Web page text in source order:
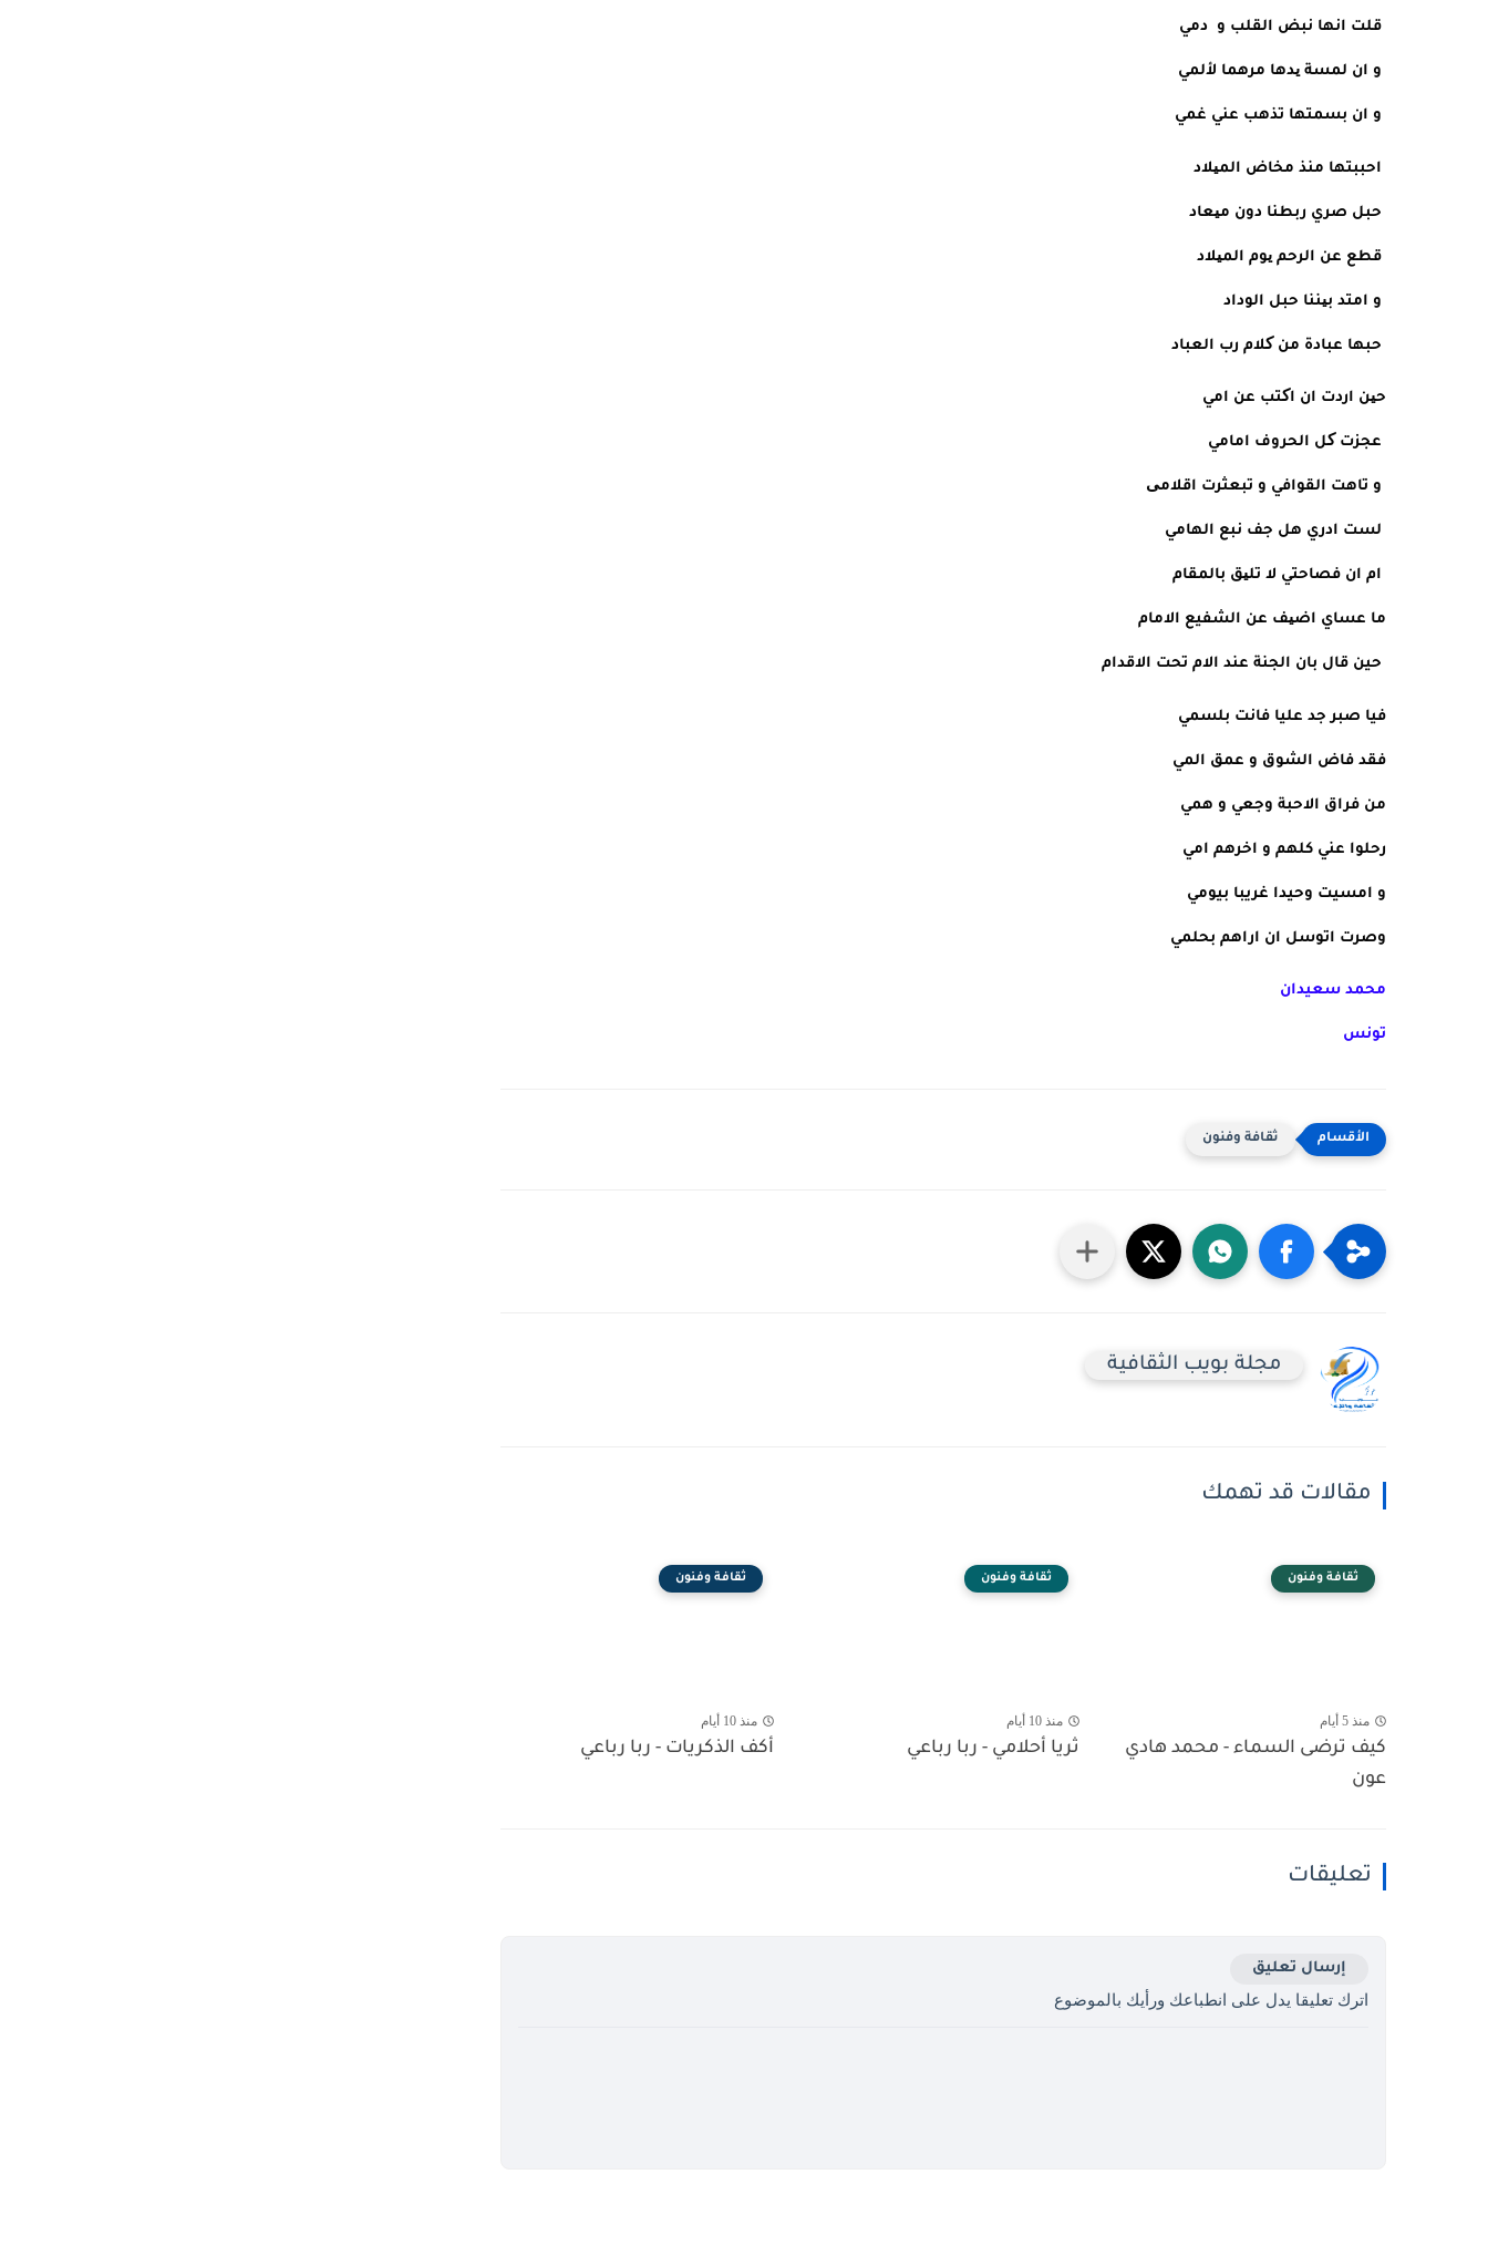
حین اردت ان اکتب عن امي
ما عساي اضیف عن الشفيع الامام
فيا صبر جد عليا فانت بلسمي
فقد فاض الشوق و عمق المي
من فراق الاحبة وجعي و همي
رحلوا عني كلهم و اخرهم امي
و امسيت وحيدا غريبا بيومي
وصرت اتوسل ان اراهم بحلمي
محمد سعيدان
تونس
ثقافة وفنون
مجلة بويب الثقافية
مقالات قد تهمك
ثقافة وفنون
منذ 5 أيام
كيف ترضى السماء - محمد هادي
عون
ثقافة وفنون
منذ 10 أيام
ثريا أحلامي - ربا رباعي
ثقافة وفنون
منذ 10 أيام
أكف الذكريات - ربا رباعي
تعليقات
إرسال تعليق
اترك تعليقا يدل على انطباعك ورأيك بالموضوع